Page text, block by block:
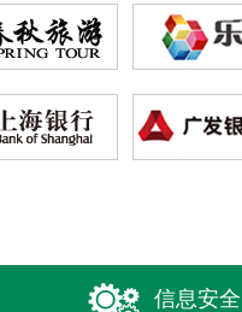
信息安全